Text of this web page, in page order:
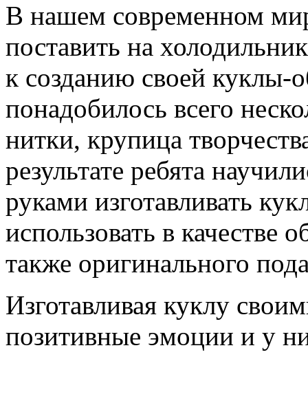
В нашем современном
поставить на
к созданию своей куклы-
понадобилось всего
нитки, крупица
результате ребята
руками изготавливать
использовать в качестве
также оригинального
Изготавливая куклу
позитивные эмоции и у